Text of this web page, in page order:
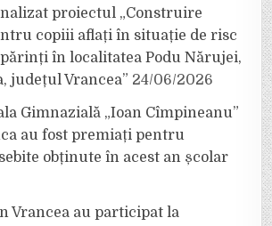
proiectul „Construire
copiii aflați în situație de risc
în localitatea Podu Nărujei,
județul Vrancea” 24/06/2026
Gimnazială „Ioan Cîmpineanu”
au fost premiați pentru
obținute în acest an școlar
Vrancea au participat la